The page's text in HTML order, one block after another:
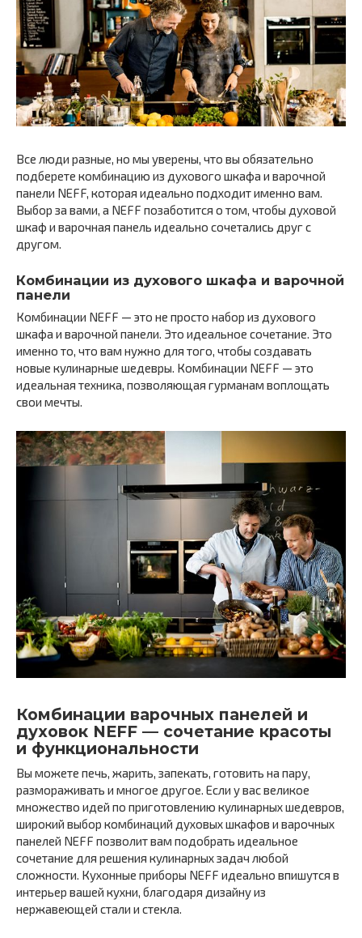
Все люди разные, но мы уверены, что вы обязательно
подберете комбинацию из духового шкафа и варочной
панели NEFF, которая идеально подходит именно вам.
Выбор за вами, а NEFF позаботится о том, чтобы духовой
шкаф и варочная панель идеально сочетались друг с
другом.
Комбинации из духового шкафа и варочной
панели
Комбинации NEFF — это не просто набор из духового
шкафа и варочной панели. Это идеальное сочетание. Это
именно то, что вам нужно для того, чтобы создавать
новые кулинарные шедевры. Комбинации NEFF — это
идеальная техника, позволяющая гурманам воплощать
свои мечты.
Комбинации варочных панелей и
духовок NEFF — сочетание красоты
и функциональности
Вы можете печь, жарить, запекать, готовить на пару,
размораживать и многое другое. Если у вас великое
множество идей по приготовлению кулинарных шедевров,
широкий выбор комбинаций духовых шкафов и варочных
панелей NEFF позволит вам подобрать идеальное
сочетание для решения кулинарных задач любой
сложности. Кухонные приборы NEFF идеально впишутся в
интерьер вашей кухни, благодаря дизайну из
нержавеющей стали и стекла.